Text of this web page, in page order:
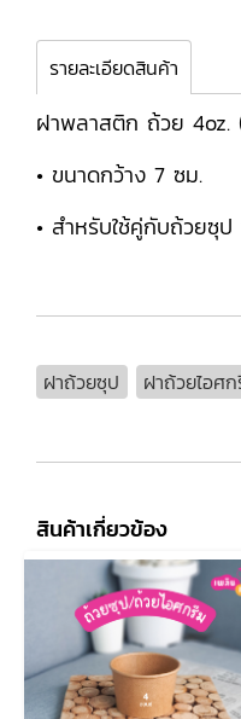
รายละเอียดสินค้า
ฝาพลาสติก ถ้วย 4oz.
• ขนาดกว้าง 7 ซม.
• สำหรับใช้คู่กับถ้วยซุ
ฝาถ้วยซุป ฝาถ้วยไอศ
สินค้าเกี่ยวข้อง